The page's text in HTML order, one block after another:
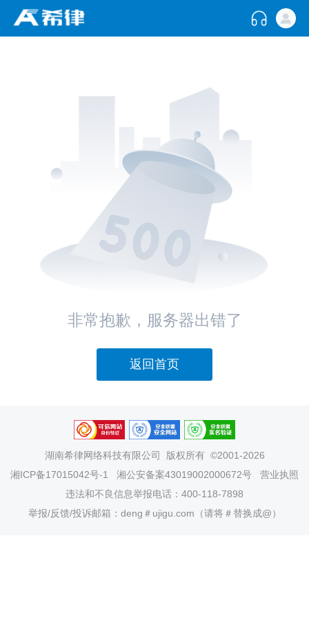
非常抱歉，服务器出错了
返回首页
湖南希律网络科技有限公司
版权所有 ©2001-2026
湘ICP备17015042号-1
湘公安备案43019002000672号
营业执照
违法和不良信息举报电话：400-118-7898
举报/反馈/投诉邮箱：deng＃ujigu.com（请将＃替换成@）